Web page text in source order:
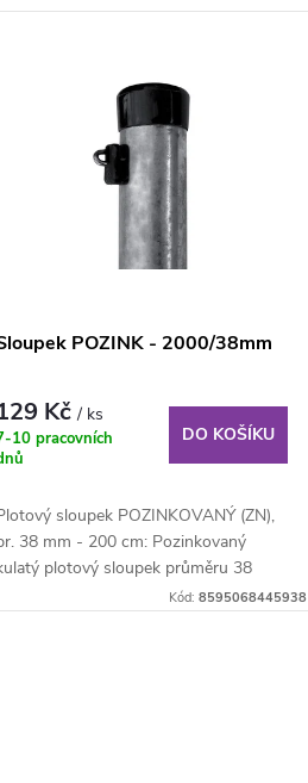
POZINK - 2000/38mm
Kč/ ks
10 pracovních
DO KOŠÍKU
sloupek POZINKOVANÝ (ZN),
38 mm - 200 cm: Pozinkovaný
plotový sloupek průměru 38
Kód: 8595068445938